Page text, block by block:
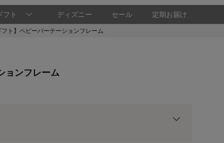
フト ディズニー セール 定期お届け
フト】ベビーパーテーションフレーム
ョンフレーム
ゾン・ポイントについて
の基本ポイントに対して適用されます。